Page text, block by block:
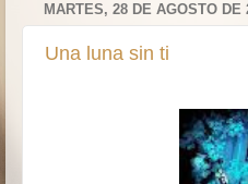
MARTES, 28 DE AGOSTO DE
Una luna sin ti